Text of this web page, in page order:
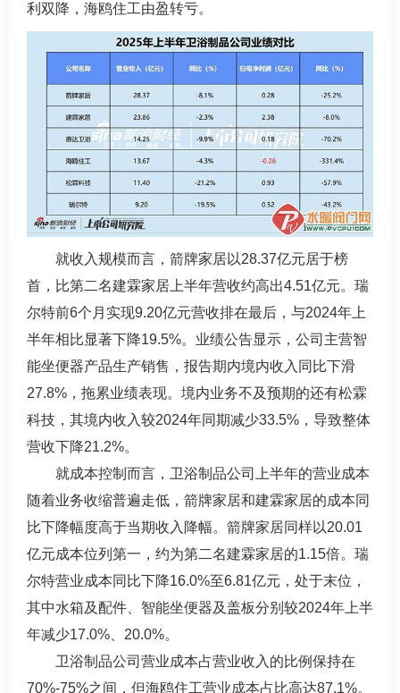
利双降，海鸥住工由盈转亏。
就收入规模而言，箭牌家居以28.37亿元居于榜
首，比第二名建霖家居上半年营收约高出4.51亿元。瑞
尔特前6个月实现9.20亿元营收排在最后，与2024年上
半年相比显著下降19.5%。业绩公告显示，公司主营智
能坐便器产品生产销售，报告期内境内收入同比下滑
27.8%，拖累业绩表现。境内业务不及预期的还有松霖
科技，其境内收入较2024年同期减少33.5%，导致整体
营收下降21.2%。
就成本控制而言，卫浴制品公司上半年的营业成本
随着业务收缩普遍走低，箭牌家居和建霖家居的成本同
比下降幅度高于当期收入降幅。箭牌家居同样以20.01
亿元成本位列第一，约为第二名建霖家居的1.15倍。瑞
尔特营业成本同比下降16.0%至6.81亿元，处于末位，
其中水箱及配件、智能坐便器及盖板分别较2024年上半
年减少17.0%、20.0%。
卫浴制品公司营业成本占营业收入的比例保持在
70%-75%之间，但海鸥住工营业成本占比高达87.1%。